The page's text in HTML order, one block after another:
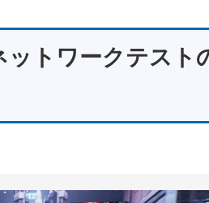
トワークテスト